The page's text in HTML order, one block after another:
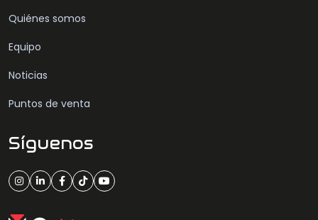
Quiénes somos
Equipo
Noticias
Puntos de venta
Síguenos